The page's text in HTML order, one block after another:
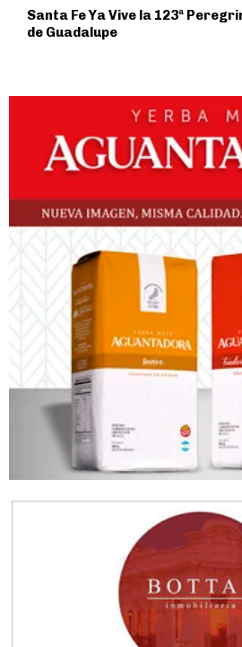
Santa Fe Ya Vive la 123ª
de Guadalupe